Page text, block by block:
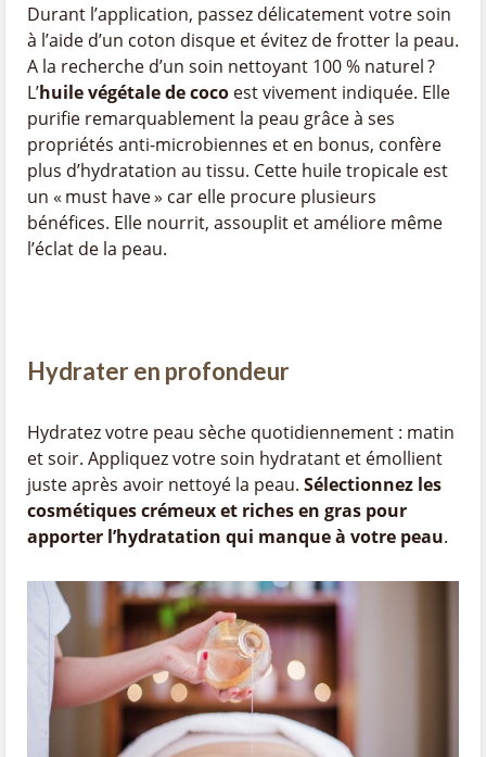
Durant l’application, passez délicatement votre soin
à l’aide d’un coton disque et évitez de frotter la peau.
A la recherche d’un soin nettoyant 100 % naturel ?
L’huile végétale de coco est vivement indiquée. Elle
purifie remarquablement la peau grâce à ses
propriétés anti-microbiennes et en bonus, confère
plus d’hydratation au tissu. Cette huile tropicale est
un « must have » car elle procure plusieurs
bénéfices. Elle nourrit, assouplit et améliore même
l’éclat de la peau.
Hydrater en profondeur
Hydratez votre peau sèche quotidiennement : matin
et soir. Appliquez votre soin hydratant et émollient
juste après avoir nettoyé la peau. Sélectionnez les
cosmétiques crémeux et riches en gras pour
apporter l’hydratation qui manque à votre peau.